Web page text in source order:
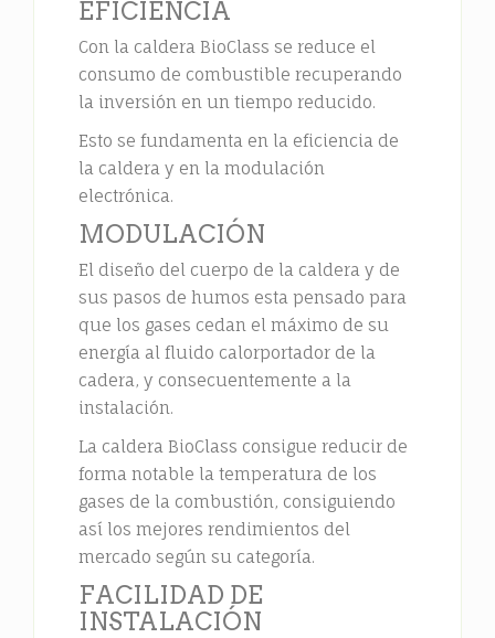
EFICIENCIA
Con la caldera BioClass se reduce el
consumo de combustible recuperando
la inversión en un tiempo reducido.
Esto se fundamenta en la eficiencia de
la caldera y en la modulación
electrónica.
MODULACIÓN
El diseño del cuerpo de la caldera y de
sus pasos de humos esta pensado para
que los gases cedan el máximo de su
energía al fluido calorportador de la
cadera, y consecuentemente a la
instalación.
La caldera BioClass consigue reducir de
forma notable la temperatura de los
gases de la combustión, consiguiendo
así los mejores rendimientos del
mercado según su categoría.
FACILIDAD DE
INSTALACIÓN